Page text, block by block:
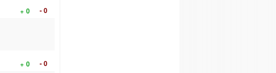
+ 0
- 0
+ 0
- 0